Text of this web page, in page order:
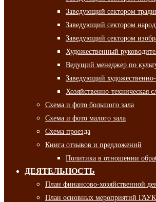
Заведующий сектором
Заведующий сектором
Заведующий сектором
Художественный
Ведущий менеджер по
Заведующий
Хозяйственно-техническая
Схема и фото большого зала
Схема и фото малого зала
Схема проезда
Книга отзывов и предложений
Политика в отношении
ДЕЯТЕЛЬНОСТЬ
План финансово-хозяйственной
План основных мероприятий